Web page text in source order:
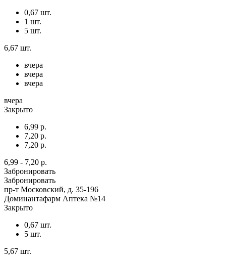
0,67 шт.
1 шт.
5 шт.
6,67 шт.
вчера
вчера
вчера
вчера
Закрыто
6,99 р.
7,20 р.
7,20 р.
6,99 - 7,20 р.
Забронировать
Забронировать
пр-т Московский, д. 35-196
Доминантафарм Аптека №14
Закрыто
0,67 шт.
5 шт.
5,67 шт.